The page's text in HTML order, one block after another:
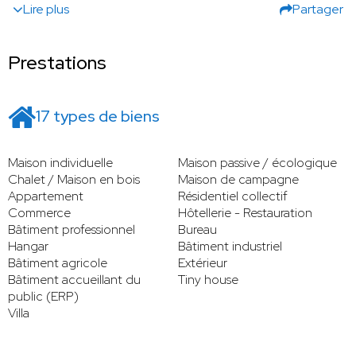
Lire plus
Partager
Prestations
17 types de biens
Maison individuelle
Maison passive / écologique
Chalet / Maison en bois
Maison de campagne
Appartement
Résidentiel collectif
Commerce
Hôtellerie - Restauration
Bâtiment professionnel
Bureau
Hangar
Bâtiment industriel
Bâtiment agricole
Extérieur
Bâtiment accueillant du
public (ERP)
Tiny house
Villa